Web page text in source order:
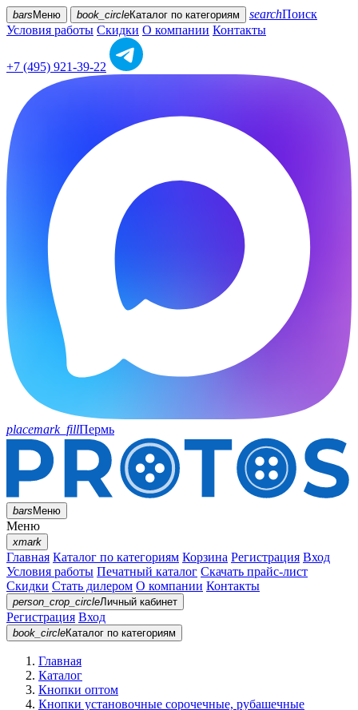
bars Меню book_circleКаталог по категориям searchПоиск
Условия работы Скидки О компании Контакты
+7 (495) 921-39-22
placemark_fillПермь
barsМеню
Меню
xmark
Главная Каталог по категориям Корзина Регистрация Вход
Условия работы Печатный каталог Скачать прайс-лист
Скидки Стать дилером О компании Контакты
person_crop_circleЛичный кабинет
Регистрация Вход
book_circleКаталог по категориям
Главная
Каталог
Кнопки оптом
Кнопки установочные сорочечные, рубашечные